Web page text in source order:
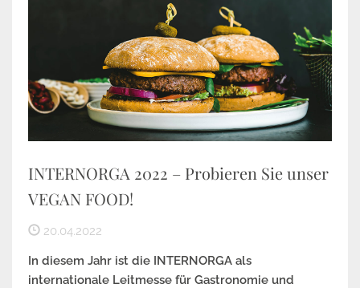
INTERNORGA 2022 – Probieren Sie unser
VEGAN FOOD!
20.04.2022
In diesem Jahr ist die INTERNORGA als
internationale Leitmesse für Gastronomie und